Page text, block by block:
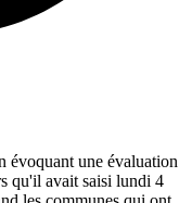
évoquant une évaluation
qu'il avait saisi lundi 4